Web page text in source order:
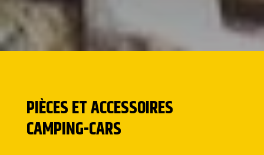
PIÈCES ET ACCESSOIRES
CAMPING-CARS